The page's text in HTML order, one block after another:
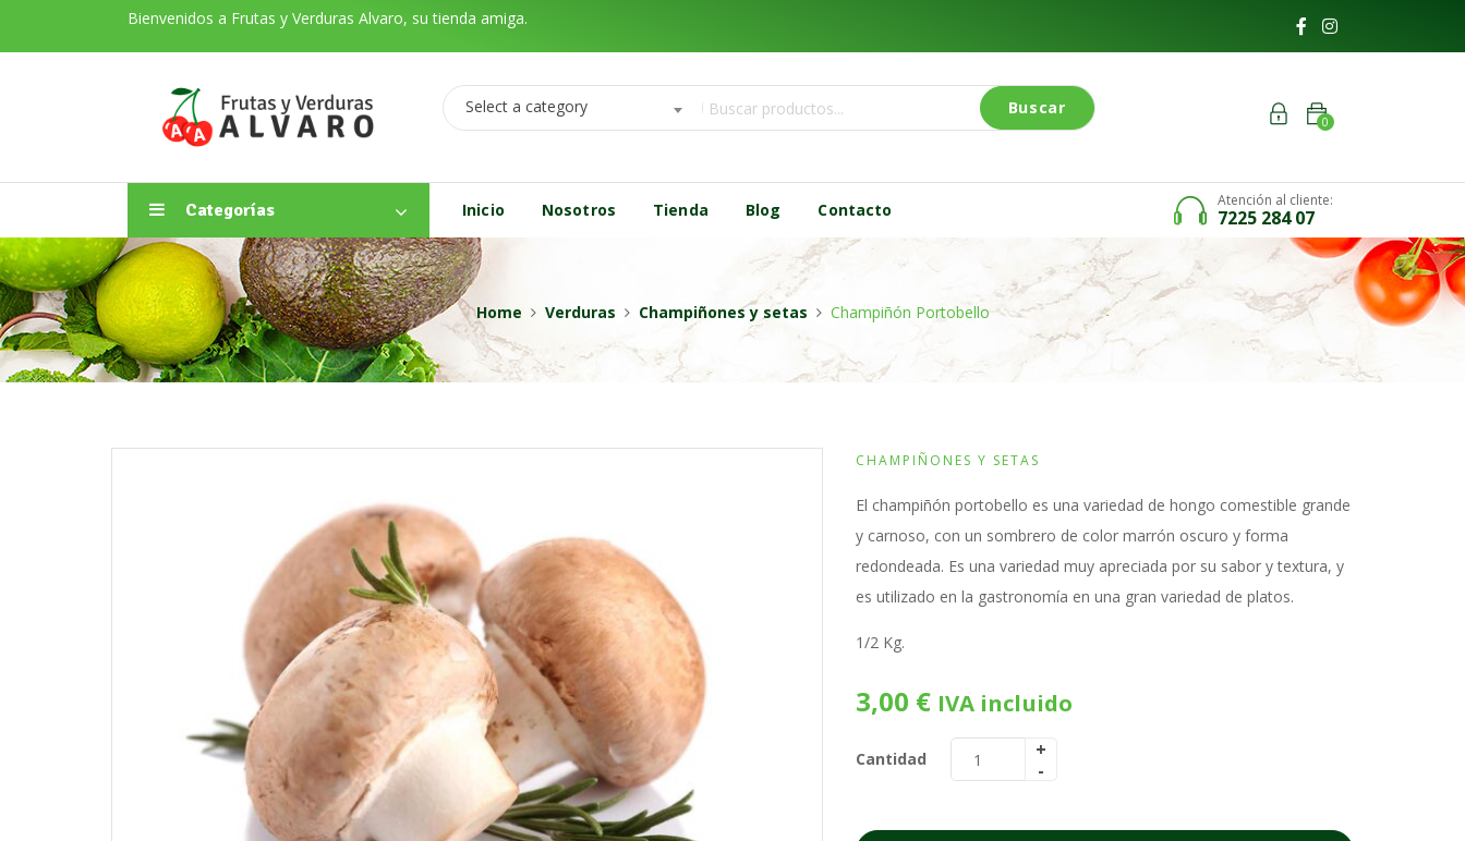
Bienvenidos a Frutas y Verduras Alvaro, su tienda amiga.
Select a category Buscar
0
Categorías Inicio Nosotros Tienda Blog Contacto Atención al cliente:
7225 284 07
Home Verduras Champiñones y setas Champiñón Portobello
CHAMPIÑONES Y SETAS
El champiñón portobello es una variedad de hongo comestible grande
y carnoso, con un sombrero de color marrón oscuro y forma
redondeada. Es una variedad muy apreciada por su sabor y textura, y
es utilizado en la gastronomía en una gran variedad de platos.
1/2 Kg.
3,00 € IVA incluido
Cantidad